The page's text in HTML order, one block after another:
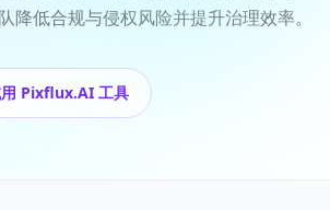
降低合规与侵权风险并提升治理效率。
Pixflux.AI 工具